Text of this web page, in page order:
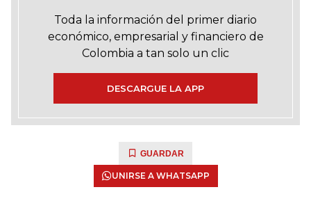
Toda la información del primer diario
económico, empresarial y financiero de
Colombia a tan solo un clic
DESCARGUE LA APP
GUARDAR
UNIRSE A WHATSAPP